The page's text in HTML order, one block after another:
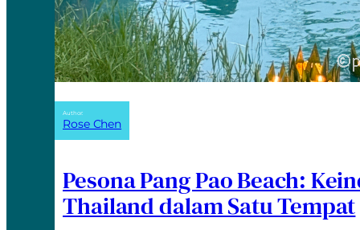
Author:
Rose Chen
Pesona Pang Pao Beach:
Thailand dalam Satu Tempat